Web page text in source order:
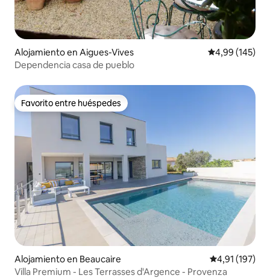
Alojamiento en Aigues-Vives Calificación
4,99 (145)
Dependencia casa de pueblo
Favorito entre huéspedes
Favorito entre huéspedes
Alojamiento en Beaucaire Calificación
4,91 (197)
Villa Premium - Les Terrasses d'Argence - Provenza